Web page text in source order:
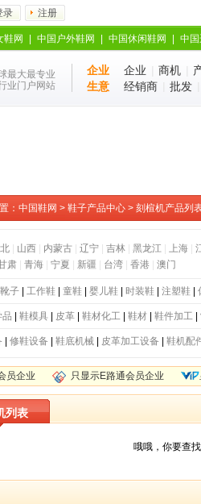
录 注册
鞋网 中国户外鞋网 中国休闲鞋网 中
最大最专业
业门户网站
企业
生意
企业 商机
经销商
批发
： 中国鞋网 > 鞋子产品中心 > 刻楦机产品列
| 山西| 内蒙古| 辽宁| 吉林| 黑龙江 上海|
肃| 青海| 宁夏 新疆 台湾| 香港| 澳门
靴子| 工作鞋| 童鞋| 婴儿鞋| 时装鞋| 注塑鞋|
品 鞋模具 皮革| 鞋材化工| 鞋材| 鞋件加工|
修鞋设备 鞋底机械| 皮革加工设备 鞋机配
员企业 只显示E路通会员企业
列表
哦哦，你要查